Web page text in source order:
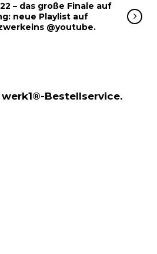
– das große Finale auf
neue Playlist auf
@youtube.
Bestellservice.